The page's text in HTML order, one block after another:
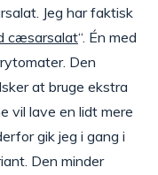
Jeg har faktisk
cæsarsalat“. Én med
Den
at bruge ekstra
vil lave en lidt mere
gik jeg i gang i
Den minder